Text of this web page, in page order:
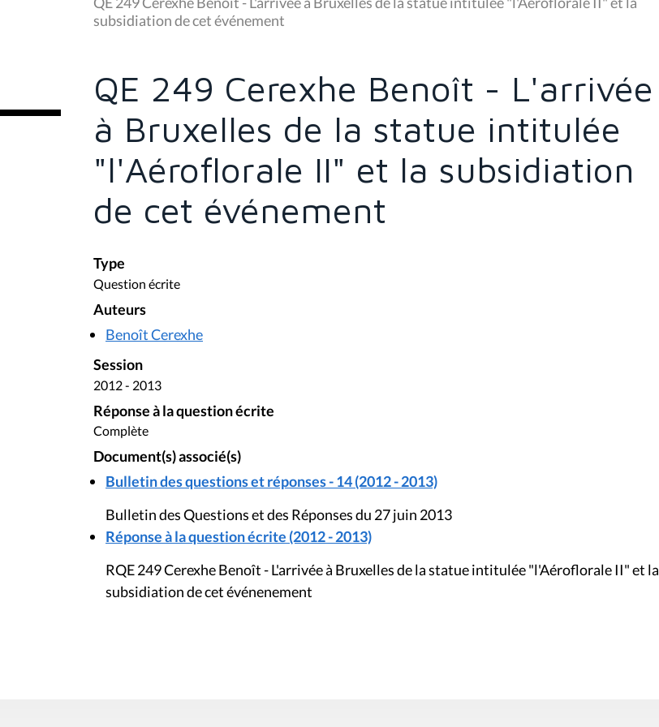
ê
c
:
subsidiation de cet événement
QE 249 Cerexhe Benoît - L'arrivée
à Bruxelles de la statue intitulée
"l'Aéroflorale II" et la subsidiation
de cet événement
Type
Question écrite
Auteurs
Benoît Cerexhe
Session
2012 - 2013
Réponse à la question écrite
Complète
Document(s) associé(s)
Bulletin des questions et réponses - 14 (2012 - 2013)
Bulletin des Questions et des Réponses du 27 juin 2013
Réponse à la question écrite (2012 - 2013)
RQE 249 Cerexhe Benoît - L'arrivée à Bruxelles de la statue intitulée "l'Aéroflorale II" et la
subsidiation de cet événenement